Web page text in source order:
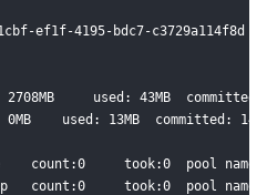
ef1f-4195-bdc7-